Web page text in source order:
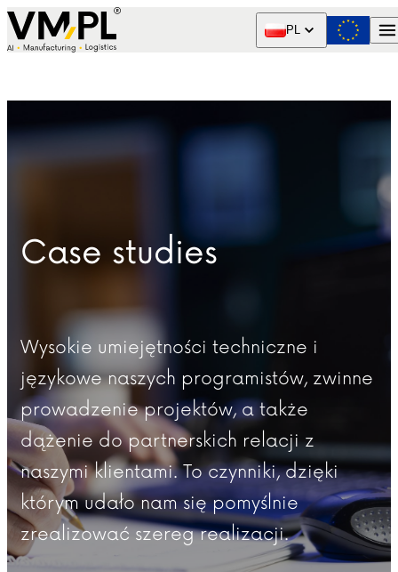
Skip to content
PL
Case studies
Wysokie umiejętności techniczne i
językowe naszych programistów, zwinne
prowadzenie projektów, a także
dążenie do partnerskich relacji z
naszymi klientami. To czynniki, dzięki
którym udało nam się pomyślnie
zrealizować szereg realizacji.